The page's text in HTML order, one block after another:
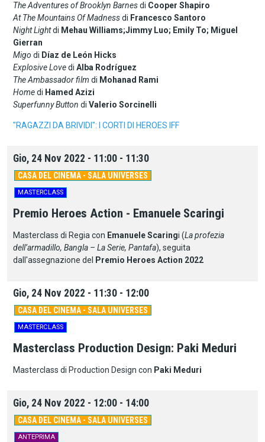
The Adventures of Brooklyn Barnesdi Cooper Shapiro
At The Mountains Of Madnessdi Francesco Santoro
Night Lightdi Mehau Williams;Jimmy Luo; Emily To; Miguel
Gierran
Migo di Díaz de León Hicks
Explosive LovediAlba Rodríguez
The Ambassador filmdi Mohanad Rami
Homedi Hamed Azizi
Superfunny Button diValerio Sorcinelli
"RAGAZZI DA BRIVIDI": I CORTI DI HEROES IFF
Gio, 24 Nov 2022 - 11:00 - 11:30
CASA DEL CINEMA - SALA UNIVERSES
MASTERCLASS
Premio Heroes Action - Emanuele Scaringi
Masterclass di Regia con Emanuele Scaringi (La profezia
dell’armadillo, Bangla – La Serie, Pantafa), seguita
dall'assegnazione del
Premio Heroes Action 2022
Gio, 24 Nov 2022 - 11:30 - 12:00
CASA DEL CINEMA - SALA UNIVERSES
MASTERCLASS
Masterclass Production Design: Paki Meduri
Masterclass di Production Design con Paki Meduri
Gio, 24 Nov 2022 - 12:00 - 14:00
CASA DEL CINEMA - SALA UNIVERSES
ANTEPRIMA